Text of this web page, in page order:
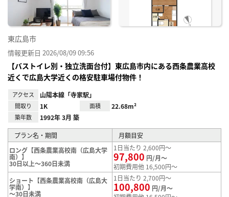
東広島市
情報更新日 2026/08/09 09:56
【バストイレ別・独立洗面台付】東広島市内にある西条農業高校
近くで広島大学近くの格安駐車場付物件！
アクセス 山陽本線「寺家駅」
間取り 1K 面積 22.68m²
築年数 1992年 3月 築
プラン名・期間
月額目安
ロング【西条農業高校南（広島大学
南）】
30日以上～360日未満
1日当たり 2,600円～
97,800 円/月～
初期費用他 16,500円～
ショート【西条農業高校南（広島大
学南）】
～30日未満
1日当たり 2,700円～
100,800 円/月～